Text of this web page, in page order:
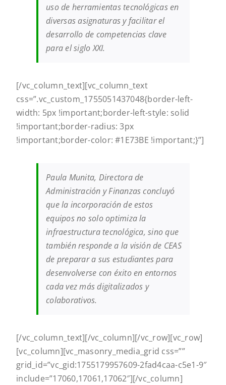
uso de herramientas tecnológicas en
diversas asignaturas y facilitar el
desarrollo de competencias clave
para el siglo XXI.
[/vc_column_text][vc_column_text
css=”.vc_custom_1755051437048{border-left-
width: 5px !important;border-left-style: solid
!important;border-radius: 3px
!important;border-color: #1E73BE !important;}”]
Paula Munita, Directora de
Administración y Finanzas concluyó
que la incorporación de estos
equipos no solo optimiza la
infraestructura tecnológica, sino que
también responde a la visión de CEAS
de preparar a sus estudiantes para
desenvolverse con éxito en entornos
cada vez más digitalizados y
colaborativos.
[/vc_column_text][/vc_column][/vc_row][vc_row]
[vc_column][vc_masonry_media_grid css=””
grid_id=”vc_gid:1755179957609-2fad4caa-c5e1-9″
include=”17060,17061,17062″][/vc_column]